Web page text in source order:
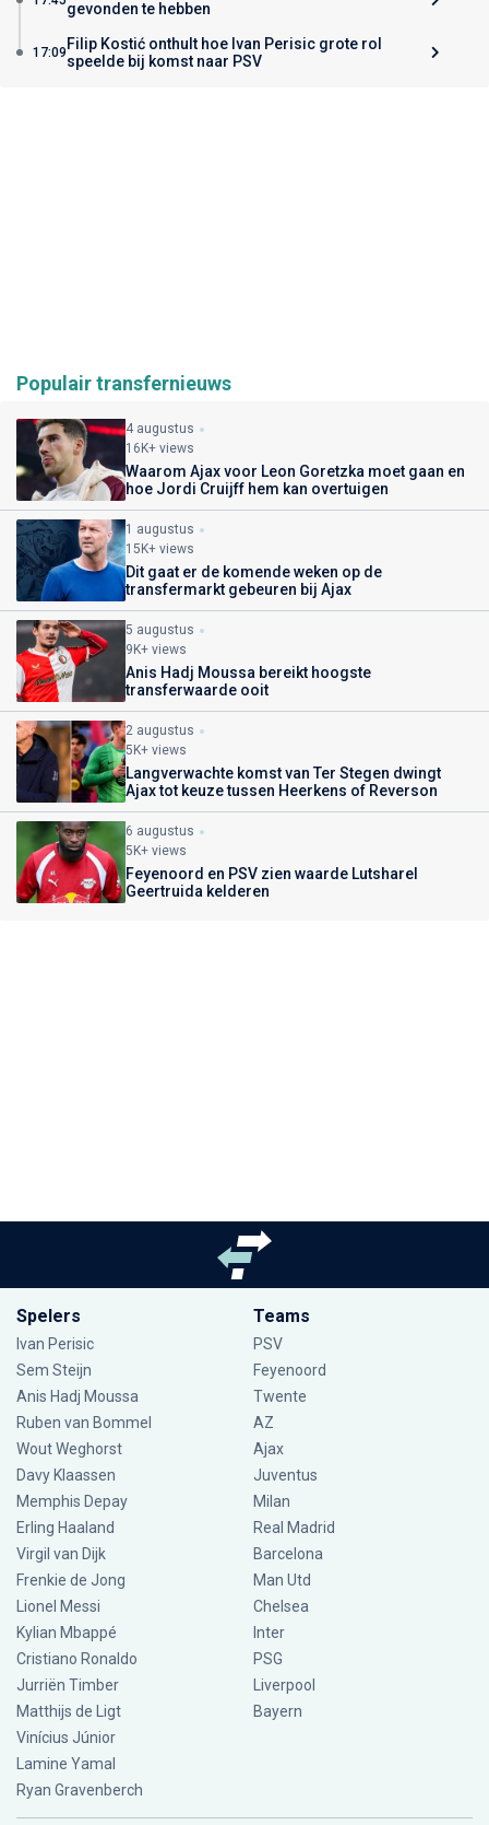
gevonden te hebben
17:09 Filip Kostić onthult hoe Ivan Perisic grote rol
speelde bij komst naar PSV
Populair transfernieuws
4 augustus
16K+ views
Waarom Ajax voor Leon Goretzka moet gaan en
hoe Jordi Cruijff hem kan overtuigen
1 augustus
15K+ views
Dit gaat er de komende weken op de
transfermarkt gebeuren bij Ajax
5 augustus
9K+ views
Anis Hadj Moussa bereikt hoogste
transferwaarde ooit
2 augustus
5K+ views
Langverwachte komst van Ter Stegen dwingt
Ajax tot keuze tussen Heerkens of Reverson
6 augustus
5K+ views
Feyenoord en PSV zien waarde Lutsharel
Geertruida kelderen
Spelers
Ivan Perisic
Sem Steijn
Anis Hadj Moussa
Ruben van Bommel
Wout Weghorst
Davy Klaassen
Memphis Depay
Erling Haaland
Virgil van Dijk
Frenkie de Jong
Lionel Messi
Kylian Mbappé
Cristiano Ronaldo
Jurriën Timber
Matthijs de Ligt
Vinícius Júnior
Lamine Yamal
Ryan Gravenberch
Teams
PSV
Feyenoord
Twente
AZ
Ajax
Juventus
Milan
Real Madrid
Barcelona
Man Utd
Chelsea
Inter
PSG
Liverpool
Bayern